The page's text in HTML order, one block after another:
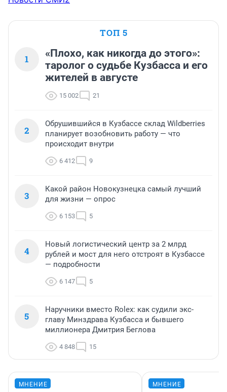
ТОП 5
1
«Плохо, как никогда до этого»:
таролог о судьбе Кузбасса и его
жителей в августе
15 002 21
2
Обрушившийся в Кузбассе склад Wildberries
планирует возобновить работу — что
происходит внутри
6 412 9
3
Какой район Новокузнецка самый лучший
для жизни — опрос
6 153 5
4
Новый логистический центр за 2 млрд
рублей и мост для него отстроят в Кузбассе
— подробности
6 147 5
5
Наручники вместо Rolex: как судили экс-
главу Минздрава Кузбасса и бывшего
миллионера Дмитрия Беглова
4 848 15
МНЕНИЕ МНЕНИЕ